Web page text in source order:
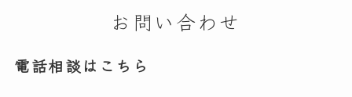
お問い合わせ
電話相談はこちら